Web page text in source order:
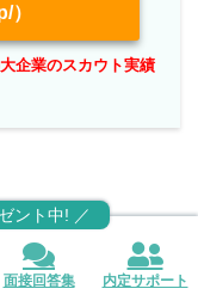
）
企業のスカウト実績
面接回答集 内定サポート
ント中! ／